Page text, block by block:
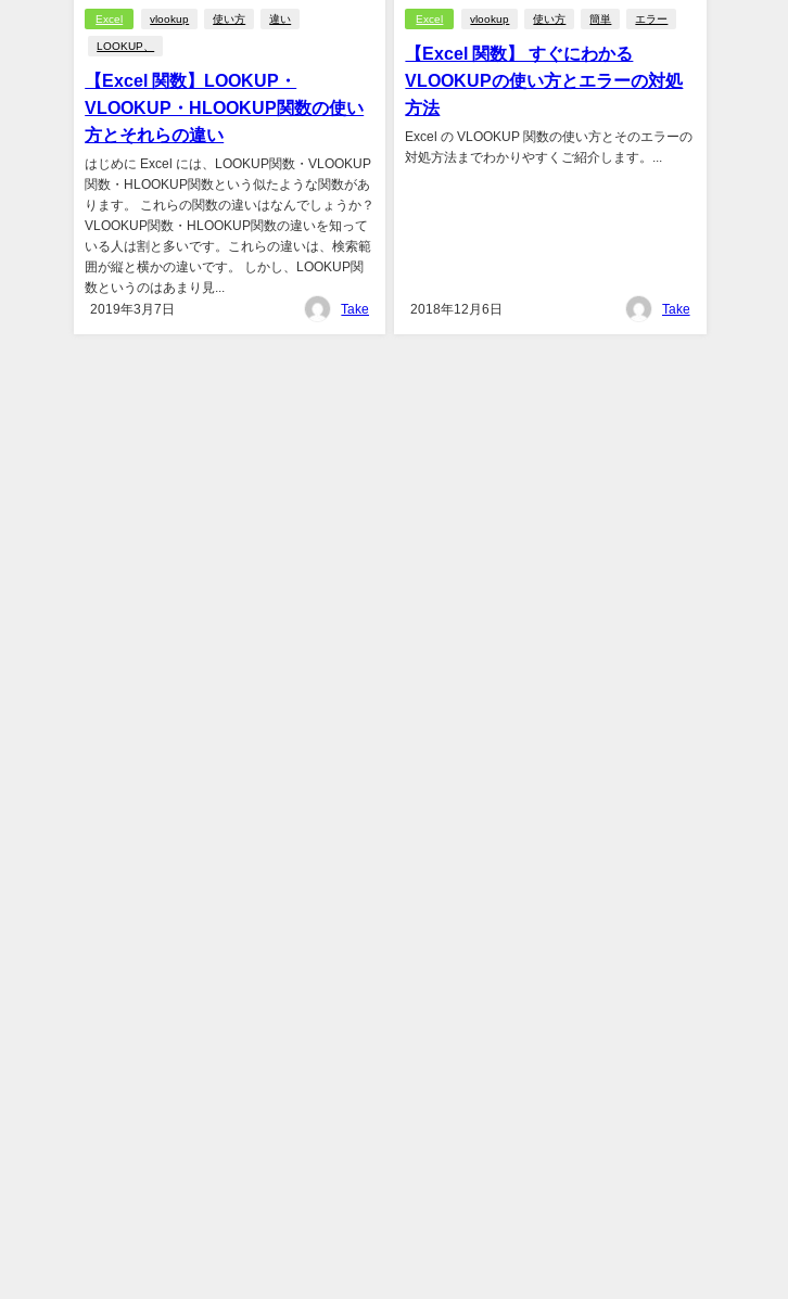
Excel vlookup 使い方 違い
LOOKUP、
【Excel 関数】LOOKUP・
VLOOKUP・HLOOKUP関数の使い
方とそれらの違い
はじめに Excel には、LOOKUP関数・VLOOKUP
関数・HLOOKUP関数という似たような関数があ
ります。 これらの関数の違いはなんでしょうか？
VLOOKUP関数・HLOOKUP関数の違いを知って
いる人は割と多いです。これらの違いは、検索範
囲が縦と横かの違いです。 しかし、LOOKUP関
数というのはあまり見...
2019年3月7日
Take
Excel vlookup 使い方 簡単 エラー
【Excel 関数】 すぐにわかる
VLOOKUPの使い方とエラーの対処
方法
Excel の VLOOKUP 関数の使い方とそのエラーの
対処方法までわかりやすくご紹介します。...
2018年12月6日 Take